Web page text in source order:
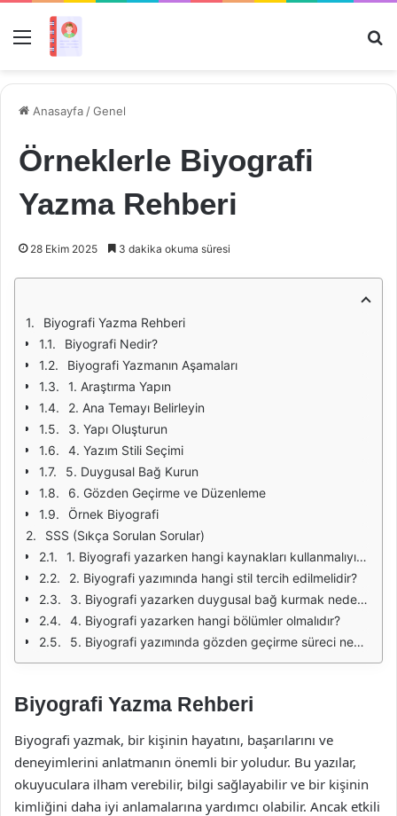
Menü
Anasayfa /Genel
Örneklerle Biyografi
Yazma Rehberi
28 Ekim 2025 3 dakika okuma süresi
Biyografi Yazma Rehberi
Biyografi Nedir?
Biyografi Yazmanın Aşamaları
1. Araştırma Yapın
2. Ana Temayı Belirleyin
3. Yapı Oluşturun
4. Yazım Stili Seçimi
5. Duygusal Bağ Kurun
6. Gözden Geçirme ve Düzenleme
Örnek Biyografi
SSS (Sıkça Sorulan Sorular)
1. Biyografi yazarken hangi kaynakları kullanmalıyım?
2. Biyografi yazımında hangi stil tercih edilmelidir?
3. Biyografi yazarken duygusal bağ kurmak neden önemlidir?
4. Biyografi yazarken hangi bölümler olmalıdır?
5. Biyografi yazımında gözden geçirme süreci neden önemlidir?
Biyografi Yazma Rehberi
Biyografi yazmak, bir kişinin hayatını, başarılarını ve
deneyimlerini anlatmanın önemli bir yoludur. Bu yazılar,
okuyuculara ilham verebilir, bilgi sağlayabilir ve bir kişinin
kimliğini daha iyi anlamalarına yardımcı olabilir. Ancak etkili